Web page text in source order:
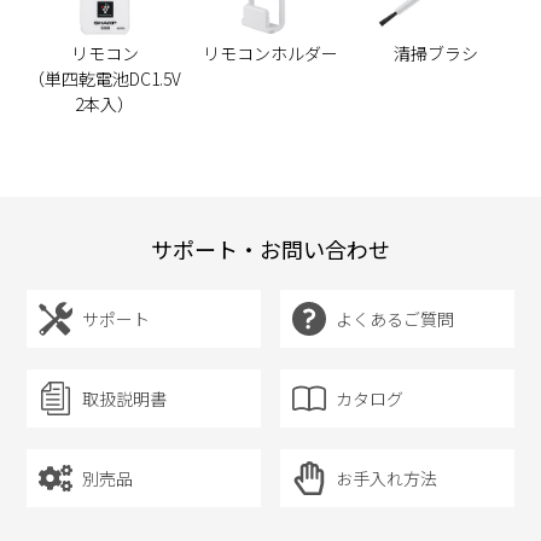
リモコン
（単四乾電池DC1.5V
2本入）
リモコンホルダー 清掃ブラシ
サポート・お問い合わせ
サポート よくあるご質問
取扱説明書 カタログ
別売品 お手入れ方法